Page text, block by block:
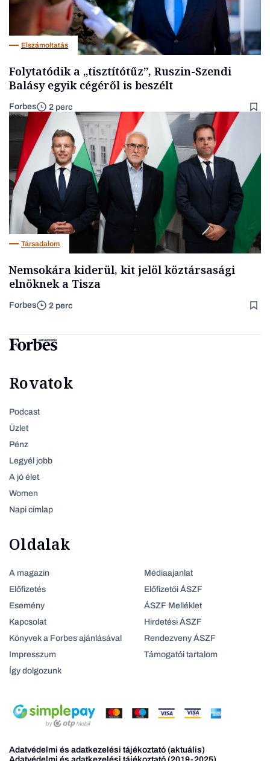
Elszámoltatás
Folytatódik a „tisztítótűz”, Ruszin-Szendi
Balásy egyik cégéről is beszélt
Forbes 2 perc
Társadalom
Nemsokára kiderül, kit jelöl köztársasági
elnöknek a Tisza
Forbes 2 perc
Rovatok
Podcast
Üzlet
Pénz
Legyél jobb
A jó élet
Women
Napi címlap
Oldalak
A magazin
Előfizetés
Esemény
Kapcsolat
Könyvek a Forbes ajánlásával
Impresszum
Így dolgozunk
Médiaajanlat
Előfizetői ÁSZF
ÁSZF Melléklet
Hirdetési ÁSZF
Rendezveny ÁSZF
Támogatói tartalom
Adatvédelmi és adatkezelési tájékoztató (aktuális)